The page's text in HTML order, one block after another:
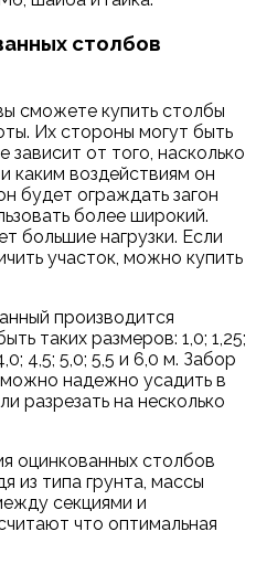
столбов
сможете купить столбы
Их стороны могут быть
от того, насколько
каким воздействиям он
будет ограждать загон
более широкий.
большие нагрузки. Если
участок, можно купить
производится
таких размеров: 1,0; 1,25;
4,5; 5,0; 5,5 и 6,0 м. Забор
надежно усадить в
разрезать на несколько
оцинкованных столбов
из типа грунта, массы
секциями и
что оптимальная